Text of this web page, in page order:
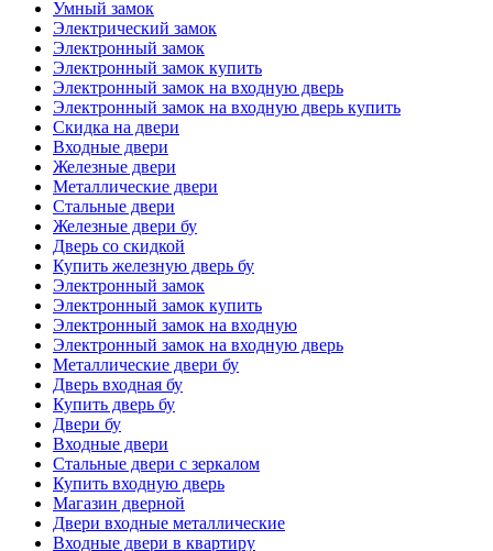
Умный замок
Электрический замок
Электронный замок
Электронный замок купить
Электронный замок на входную дверь
Электронный замок на входную дверь купить
Скидка на двери
Входные двери
Железные двери
Металлические двери
Стальные двери
Железные двери бу
Дверь со скидкой
Купить железную дверь бу
Электронный замок
Электронный замок купить
Электронный замок на входную
Электронный замок на входную дверь
Металлические двери бу
Дверь входная бу
Купить дверь бу
Двери бу
Входные двери
Стальные двери с зеркалом
Купить входную дверь
Магазин дверной
Двери входные металлические
Входные двери в квартиру